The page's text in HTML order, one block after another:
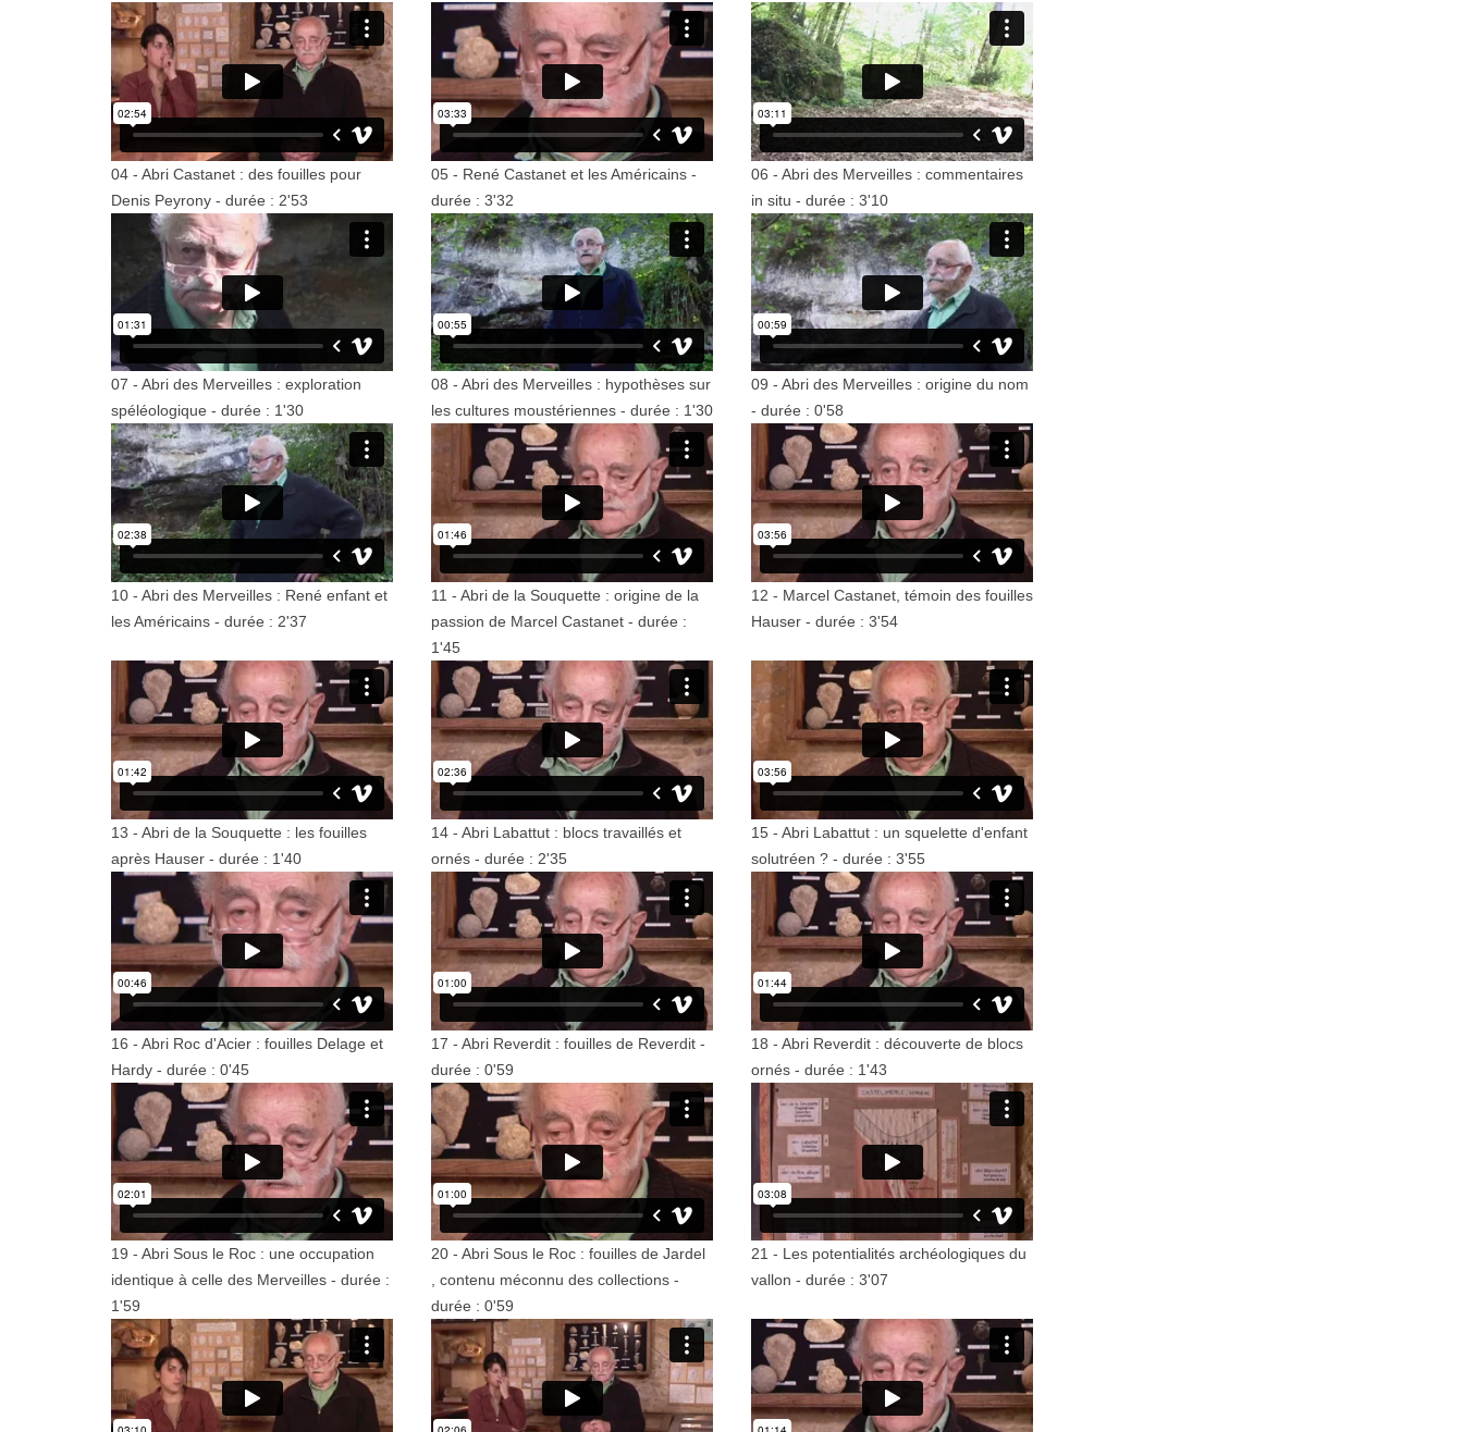
04 - Abri Castanet : des fouilles pour
Denis Peyrony - durée : 2'53
05 - René Castanet et les Américains -
durée : 3'32
06 - Abri des Merveilles : commentaires
in situ - durée : 3'10
07 - Abri des Merveilles : exploration
spéléologique - durée : 1'30
08 - Abri des Merveilles : hypothèses sur
les cultures moustériennes - durée : 1'30
09 - Abri des Merveilles : origine du nom
- durée : 0'58
10 - Abri des Merveilles : René enfant et
les Américains - durée : 2'37
11 - Abri de la Souquette : origine de la
passion de Marcel Castanet - durée :
1'45
12 - Marcel Castanet, témoin des fouilles
Hauser - durée : 3'54
13 - Abri de la Souquette : les fouilles
après Hauser - durée : 1'40
14 - Abri Labattut : blocs travaillés et
ornés - durée : 2'35
15 - Abri Labattut : un squelette d'enfant
solutréen ? - durée : 3'55
16 - Abri Roc d'Acier : fouilles Delage et
Hardy - durée : 0'45
17 - Abri Reverdit : fouilles de Reverdit -
durée : 0'59
18 - Abri Reverdit : découverte de blocs
ornés - durée : 1'43
19 - Abri Sous le Roc : une occupation
identique à celle des Merveilles - durée :
1'59
20 - Abri Sous le Roc : fouilles de Jardel
, contenu méconnu des collections -
durée : 0'59
21 - Les potentialités archéologiques du
vallon - durée : 3'07